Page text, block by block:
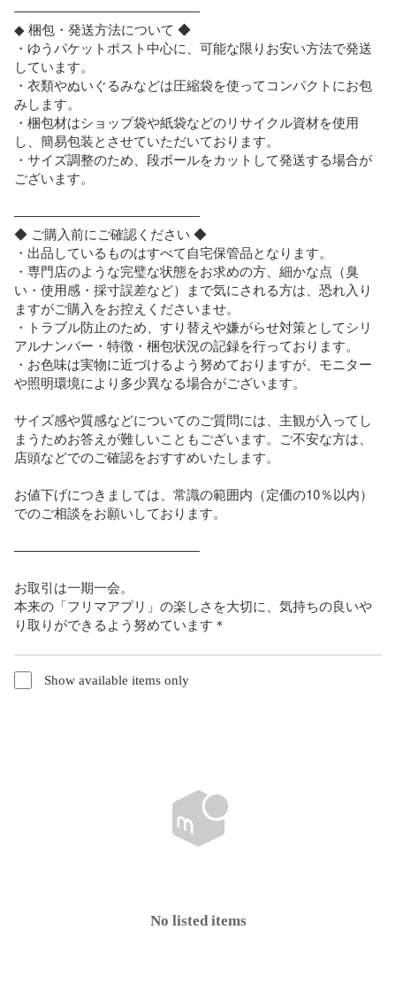
――――――――――――――
◆ 梱包・発送方法について ◆
・ゆうパケットポスト中心に、可能な限りお安い方法で発送
しています。
・衣類やぬいぐるみなどは圧縮袋を使ってコンパクトにお包
みします。
・梱包材はショップ袋や紙袋などのリサイクル資材を使用
し、簡易包装とさせていただいております。
・サイズ調整のため、段ボールをカットして発送する場合が
ございます。
――――――――――――――
◆ ご購入前にご確認ください ◆
・出品しているものはすべて自宅保管品となります。
・専門店のような完璧な状態をお求めの方、細かな点（臭
い・使用感・採寸誤差など）まで気にされる方は、恐れ入り
ますがご購入をお控えくださいませ。
・トラブル防止のため、すり替えや嫌がらせ対策としてシリ
アルナンバー・特徴・梱包状況の記録を行っております。
・お色味は実物に近づけるよう努めておりますが、モニター
や照明環境により多少異なる場合がございます。
サイズ感や質感などについてのご質問には、主観が入ってし
まうためお答えが難しいこともございます。ご不安な方は、
店頭などでのご確認をおすすめいたします。
お値下げにつきましては、常識の範囲内（定価の10％以内）
でのご相談をお願いしております。
――――――――――――――
お取引は一期一会。
本来の「フリマアプリ」の楽しさを大切に、気持ちの良いや
り取りができるよう努めています＊
Show available items only
No listed items